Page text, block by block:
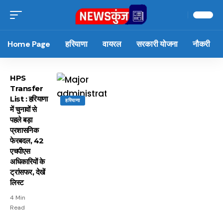
Home Page हरियाणा वायरल सरकारी योजना नौकरी
हरियाणा
HPS
Transfer
List : हरियाणा
में चुनावों से
पहले बड़ा
प्रशासनिक
फेरबदल, 42
एचपीएस
अधिकारियों के
ट्रांसफर, देखें
लिस्ट
4 Min
Read